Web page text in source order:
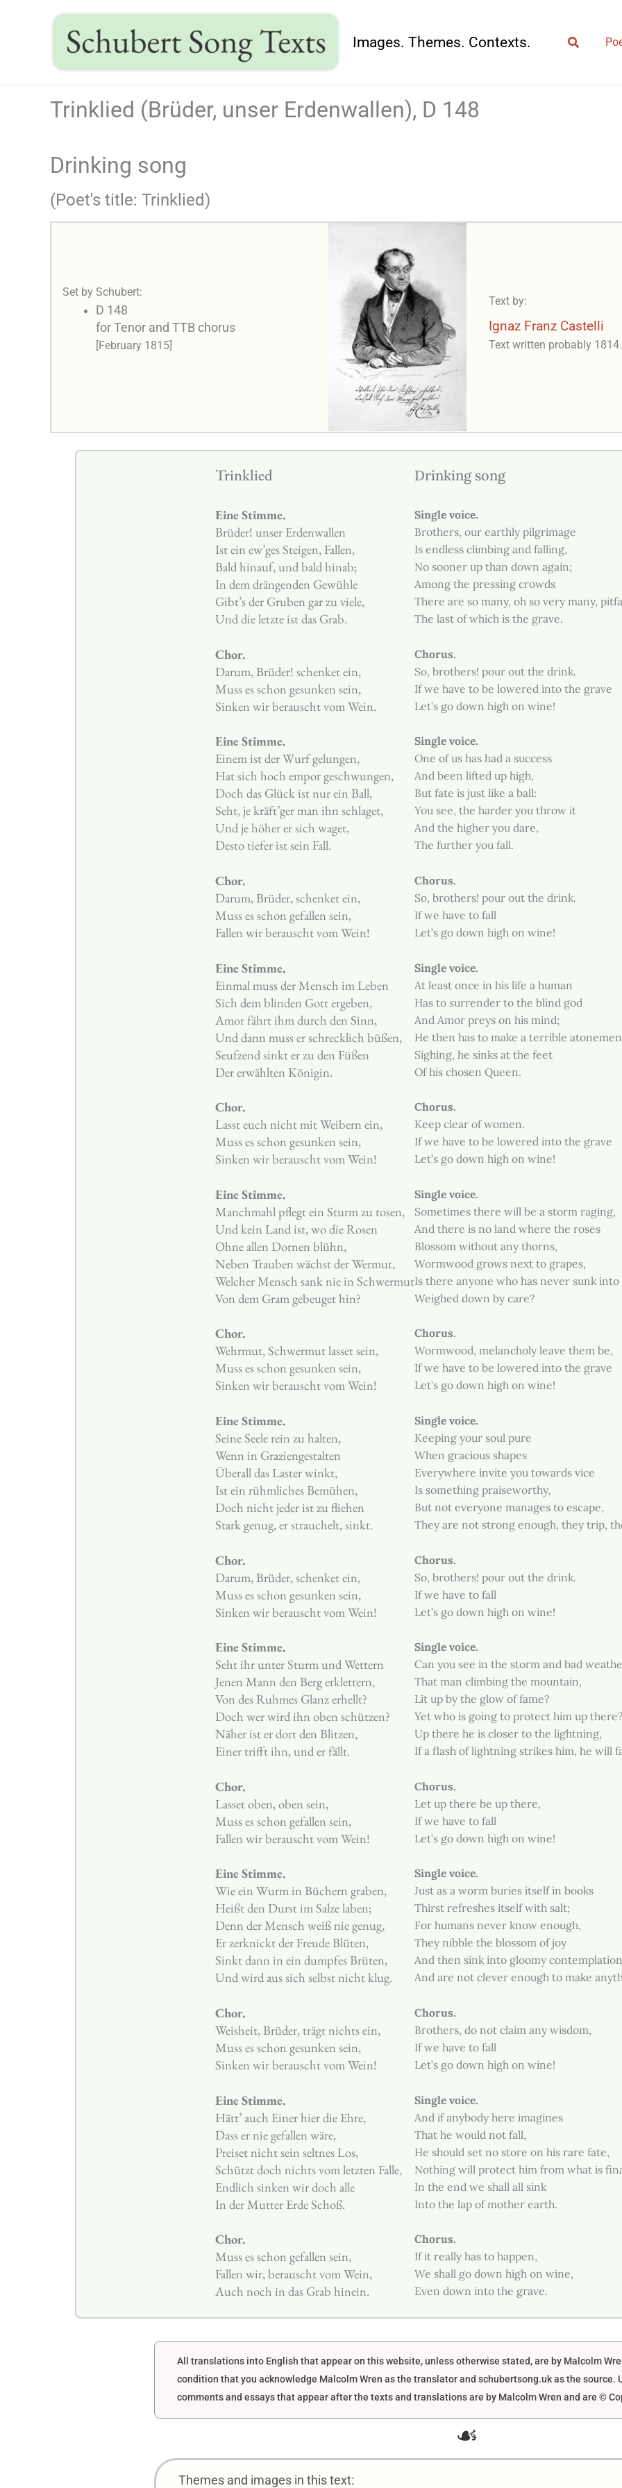
Images. Themes. Contexts. Search
Trinklied (Brüder, unser Erdenwallen), D 148
Drinking song
(Poet's title: Trinklied)
Set by Schubert:
D 148
for Tenor and TTB chorus
[February 1815]
Text by:
Ignaz Franz Castelli
Text written probably
Trinklied
Eine Stimme.
Brüder! unser Erdenwallen
Ist ein ew’ges Steigen, Fallen,
Bald hinauf, und bald hinab;
In dem drängenden Gewühle
Gibt’s der Gruben gar zu viele,
Und die letzte ist das Grab.
Chor.
Darum, Brüder! schenket ein,
Muss es schon gesunken sein,
Sinken wir berauscht vom Wein.
Eine Stimme.
Einem ist der Wurf gelungen,
Hat sich hoch empor geschwungen,
Doch das Glück ist nur ein Ball,
Seht, je kräft’ger man ihn schlaget,
Und je höher er sich waget,
Desto tiefer ist sein Fall.
Chor.
Darum, Brüder, schenket ein,
Muss es schon gefallen sein,
Fallen wir berauscht vom Wein!
Eine Stimme.
Einmal muss der Mensch im Leben
Sich dem blinden Gott ergeben,
Amor fährt ihm durch den Sinn,
Und dann muss er schrecklich büßen,
Seufzend sinkt er zu den Füßen
Der erwählten Königin.
Chor.
Lasst euch nicht mit Weibern ein,
Muss es schon gesunken sein,
Sinken wir berauscht vom Wein!
Eine Stimme.
Manchmahl pflegt ein Sturm zu tosen,
Und kein Land ist, wo die Rosen
Ohne allen Dornen blühn,
Neben Trauben wächst der Wermut,
Welcher Mensch sank nie in Schwermut
Von dem Gram gebeuget hin?
Chor.
Wehrmut, Schwermut lasset sein,
Muss es schon gesunken sein,
Sinken wir berauscht vom Wein!
Eine Stimme.
Seine Seele rein zu halten,
Wenn in Graziengestalten
Überall das Laster winkt,
Ist ein rühmliches Bemühen,
Doch nicht jeder ist zu fliehen
Stark genug, er strauchelt, sinkt.
Chor.
Darum, Brüder, schenket ein,
Muss es schon gesunken sein,
Sinken wir berauscht vom Wein!
Eine Stimme.
Seht ihr unter Sturm und Wettern
Jenen Mann den Berg erklettern,
Von des Ruhmes Glanz erhellt?
Doch wer wird ihn oben schützen?
Näher ist er dort den Blitzen,
Einer trifft ihn, und er fällt.
Chor.
Lasset oben, oben sein,
Muss es schon gefallen sein,
Fallen wir berauscht vom Wein!
Eine Stimme.
Wie ein Wurm in Büchern graben,
Heißt den Durst im Salze laben;
Denn der Mensch weiß nie genug,
Er zerknickt der Freude Blüten,
Sinkt dann in ein dumpfes Brüten,
Und wird aus sich selbst nicht klug.
Chor.
Weisheit, Brüder, trägt nichts ein,
Muss es schon gesunken sein,
Sinken wir berauscht vom Wein!
Eine Stimme.
Hätt’ auch Einer hier die Ehre,
Dass er nie gefallen wäre,
Preiset nicht sein seltnes Los,
Schützt doch nichts vom letzten Falle,
Endlich sinken wir doch alle
In der Mutter Erde Schoß.
Chor.
Muss es schon gefallen sein,
Fallen wir, berauscht vom Wein,
Auch noch in das Grab hinein.
Drinking song
Single voice.
Brothers, our earthly pilgrimage
Is endless climbing and falling,
No sooner up than down again;
Among the pressing crowds
There are so many, oh so very many,
The last of which is the grave.
Chorus.
So, brothers! pour out the drink.
If we have to be lowered into the grave
Let’s go down high on wine!
Single voice.
One of us has had a success
And been lifted up high,
But fate is just like a ball:
You see, the harder you throw it
And the higher you dare,
The further you fall.
Chorus.
So, brothers! pour out the drink.
If we have to fall
Let’s go down high on wine!
Single voice.
At least once in his life a human
Has to surrender to the blind god
And Amor preys on his mind;
He then has to make a terrible
Sighing, he sinks at the feet
Of his chosen Queen.
Chorus.
Keep clear of women.
If we have to be lowered into the grave
Let’s go down high on wine!
Single voice.
Sometimes there will be a storm raging,
And there is no land where the roses
Blossom without any thorns,
Wormwood grows next to grapes,
Is there anyone who has never sunk into
Weighed down by care?
Chorus.
Wormwood, melancholy leave them be,
If we have to be lowered into the grave
Let’s go down high on wine!
Single voice.
Keeping your soul pure
When gracious shapes
Everywhere invite you towards vice
Is something praiseworthy,
But not everyone manages to escape,
They are not strong enough, they trip,
Chorus.
So, brothers! pour out the drink.
If we have to fall
Let’s go down high on wine!
Single voice.
Can you see in the storm and bad
That man climbing the mountain,
Lit up by the glow of fame?
Yet who is going to protect him up there?
Up there he is closer to the lightning,
If a flash of lightning strikes him, he will
Chorus.
Let up there be up there,
If we have to fall
Let’s go down high on wine!
Single voice.
Just as a worm buries itself in books
Thirst refreshes itself with salt;
For humans never know enough,
They nibble the blossom of joy
And then sink into gloomy contemplation
And are not clever enough to make
Chorus.
Brothers, do not claim any wisdom,
If we have to fall
Let’s go down high on wine!
Single voice.
And if anybody here imagines
That he would not fall,
He should set no store on his rare fate,
Nothing will protect him from what is
In the end we shall all sink
Into the lap of mother earth.
Chorus.
If it really has to happen,
We shall go down high on wine,
Even down into the grave.
All translations into English that appear on this website, unless otherwise stated, are by Malcolm
condition that you acknowledge Malcolm Wren as the translator and schubertsong.uk as the source.
comments and essays that appear after the texts and translations are by Malcolm Wren and are ©
☙
Themes and images in this text: